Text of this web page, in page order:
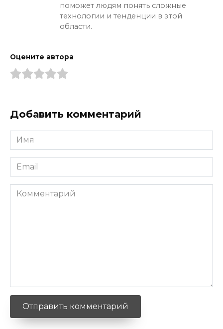
поможет людям понять сложные
технологии и тенденции в этой
области.
Оцените автора
Добавить комментарий
Имя
*
Email
*
Комментарий